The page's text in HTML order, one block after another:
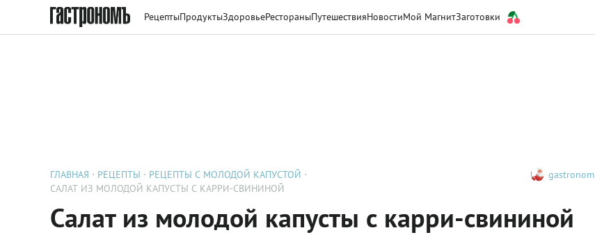
РецептыПродуктыЗдоровьеРестораныПутешествияНовостиМой МагнитЗаготовки
ГЛАВНАЯ РЕЦЕПТЫ
РЕЦЕПТЫ С МОЛОДОЙ КАПУСТОЙ
САЛАТ ИЗ МОЛОДОЙ КАПУСТЫ С КАРРИ-СВИНИНОЙ
gastronom
Салат из молодой капусты с карри-свининой